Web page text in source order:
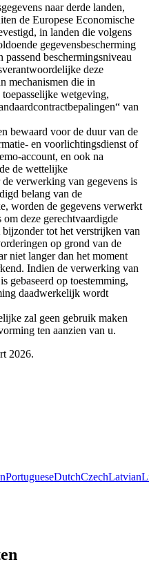
naar derde landen,
de Europese Economische
in landen die volgens
gegevensbescherming
passend beschermingsniveau
deze
mechanismen die in
wetgeving,
van
bewaard voor de duur van de
en voorlichtingsdienst of
account, en ook na
de wettelijke
verwerking van gegevens is
belang van de
worden de gegevens verwerkt
deze gerechtvaardigde
tot het verstrijken van
op grond van de
niet langer dan het moment
Indien de verwerking van
gebaseerd op toestemming,
daadwerkelijk wordt
zal geen gebruik maken
ten aanzien van u.
2026.
PortugueseDutchCzechLatvian